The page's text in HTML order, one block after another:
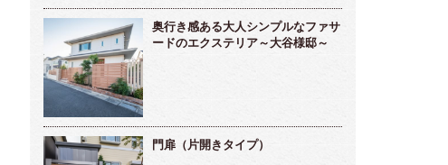
奥行き感ある大人シンプルなファサ
ードのエクステリア～大谷様邸～
門扉（片開きタイプ）